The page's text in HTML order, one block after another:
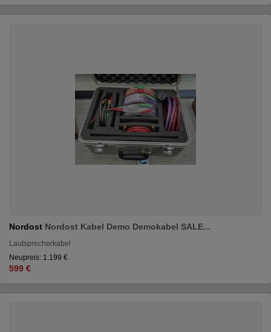
Nordost Nordost Kabel Demo Demokabel SALE...
Lautsprecherkabel
Neupreis: 1.199 €
599 €